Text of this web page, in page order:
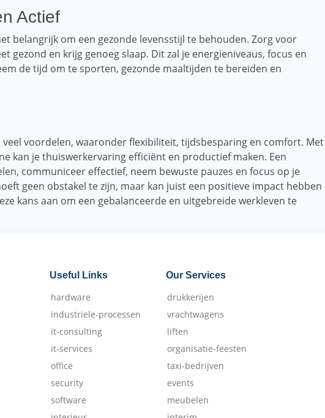
Actief
belangrijk om een ​​gezonde levensstijl te behouden. Zorg voor
gezond en krijg genoeg slaap. Dit zal je energieniveaus, focus en
de tijd om te sporten, gezonde maaltijden te bereiden en
voordelen, waaronder flexibiliteit, tijdsbesparing en comfort. Met
kan je thuiswerkervaring efficiënt en productief maken. Een
communiceer effectief, neem bewuste pauzes en focus op je
geen obstakel te zijn, maar kan juist een positieve impact hebben
kans aan om een ​​gebalanceerde en uitgebreide werkleven te
Useful Links
hardware
industriele-processen
it-consulting
it-services
office
security
software
Our Services
drukkerijen
vrachtwagens
liften
organisatie-feesten
taxi-bedrijven
events
meubelen